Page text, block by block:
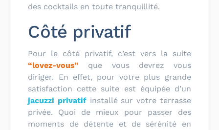
des cocktails en toute tranquillité.
Côté privatif
Pour le côté privatif, c’est vers la suite
“lovez-vous” que vous devrez vous
diriger. En effet, pour votre plus grande
satisfaction cette suite est équipée d’un
jacuzzi privatif installé sur votre terrasse
privée. Quoi de mieux pour passer des
moments de détente et de sérénité en